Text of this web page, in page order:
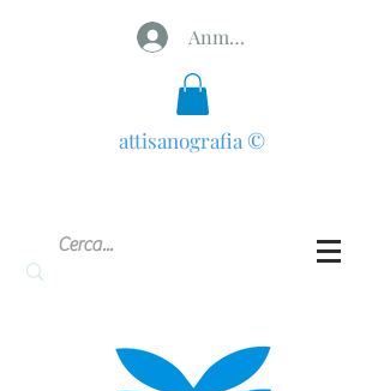
Anmelden
attisanografia ©